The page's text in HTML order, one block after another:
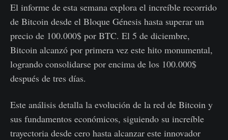
El informe de esta semana explora el increíble recorrido
de Bitcoin desde el Bloque Génesis hasta superar un
precio de 100.000$ por BTC. El 5 de diciembre,
Bitcoin alcanzó por primera vez este hito monumental,
logrando consolidarse por encima de los 100.000$
después de tres días.
Este análisis detalla la evolución de la red de Bitcoin y
sus fundamentos económicos, siguiendo su increíble
trayectoria desde cero hasta alcanzar este innovador